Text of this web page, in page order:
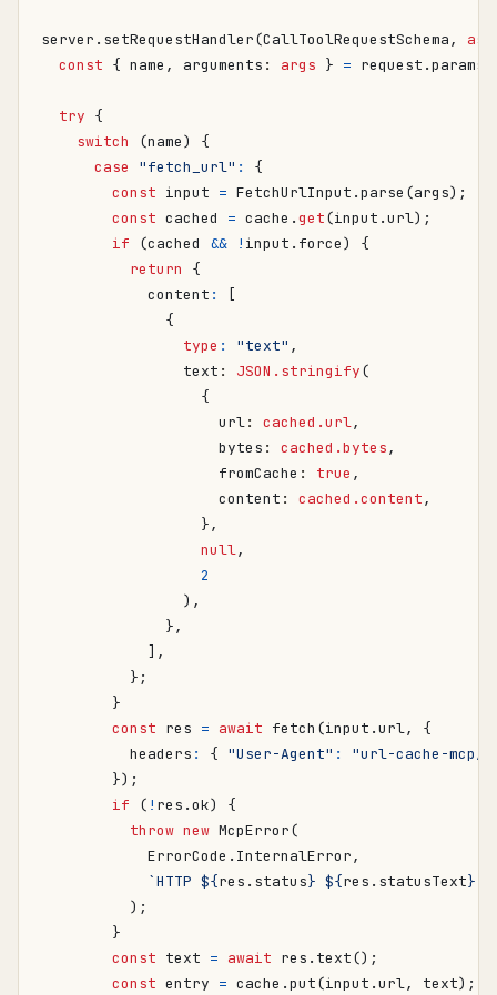
server . setRequestHandler(CallToolRequestSchema,
const { name , arguments : args } = request .params
try {
switch
(name)
{
case
"fetch_url" :
{
const input = FetchUrlInput .parse (args);
const cached = cache .get(input .url);
if
(cached && ! input . force)
{
return
{
content :
[
{
type : "text" ,
text : JSON.stringify(
{
url: cached.url,
bytes : cached.bytes,
fromCache : true ,
content : cached.content,
},
null,
2
),
},
],
};
}
const res = await fetch (input .url,
{
headers : { "User-Agent" :
"url-cache-mcp/
});
if
( ! res .ok)
{
throw new McpError(
ErrorCode . InternalError,
`HTTP ${res . status} ${res . statusText}
);
}
const text = await res . text();
const entry = cache .put(input .url, text);